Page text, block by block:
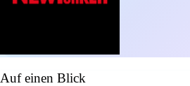
Auf einen Blick